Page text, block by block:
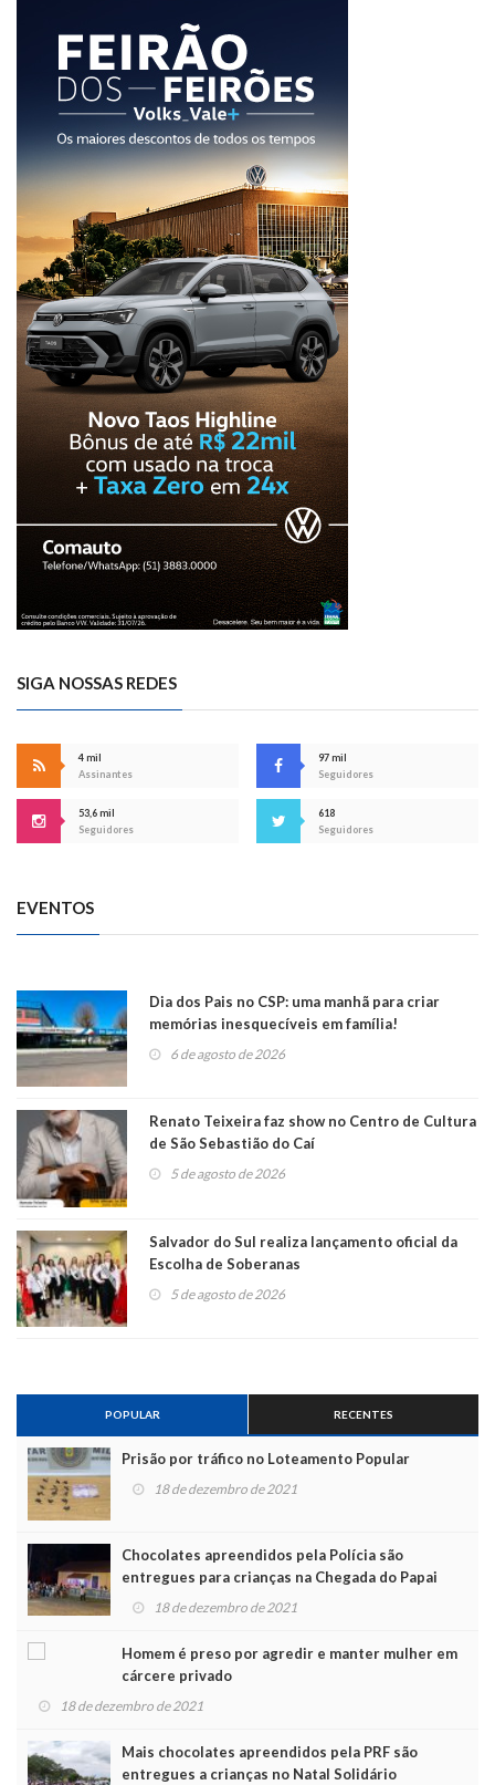
SIGA NOSSAS REDES
4 mil
Assinantes
97 mil
Seguidores
53,6 mil
Seguidores
618
Seguidores
EVENTOS
Dia dos Pais no CSP: uma manhã para criar
memórias inesquecíveis em família!
6 de agosto de 2026
Renato Teixeira faz show no Centro de Cultura
de São Sebastião do Caí
5 de agosto de 2026
Salvador do Sul realiza lançamento oficial da
Escolha de Soberanas
5 de agosto de 2026
POPULAR RECENTES
Prisão por tráfico no Loteamento Popular
18 de dezembro de 2021
Chocolates apreendidos pela Polícia são
entregues para crianças na Chegada do Papai
Noel
18 de dezembro de 2021
Homem é preso por agredir e manter mulher em
cárcere privado
18 de dezembro de 2021
Mais chocolates apreendidos pela PRF são
entregues a crianças no Natal Solidário